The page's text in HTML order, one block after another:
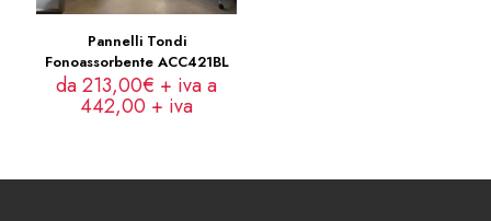
Pannelli Tondi
Fonoassorbente ACC421BL
da 213,00€ + iva a
442,00 + iva